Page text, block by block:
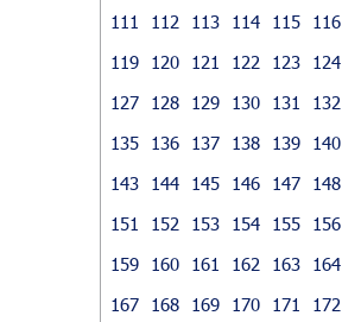
111
112 113 114 115 116
119
120 121 122 123 124
127
128 129 130 131 132
135
136 137 138 139 140
143
144 145 146 147 148
151
152 153 154 155 156
159
160 161 162 163 164
167
168 169 170 171 172